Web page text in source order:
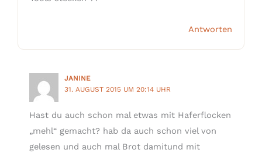
Antworten
JANINE
31. AUGUST 2015 UM 20:14 UHR
Hast du auch schon mal etwas mit Haferflocken
„mehl“ gemacht? hab da auch schon viel von
gelesen und auch mal Brot damitund mit